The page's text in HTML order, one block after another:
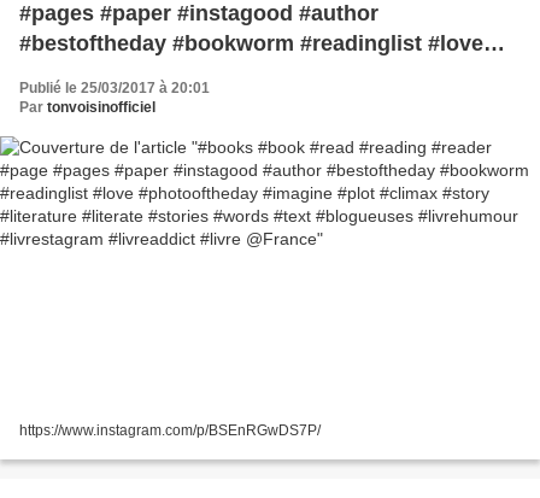
#pages #paper #instagood #author
#bestoftheday #bookworm #readinglist #love
#photooftheday #imagine #plot #climax #story
#literature #literate #stories #words #text
#livreaddict #livre @France
Publié le 25/03/2017 à 20:01
Par tonvoisinofficiel
https://www.instagram.com/p/BSEnRGwDS7P/